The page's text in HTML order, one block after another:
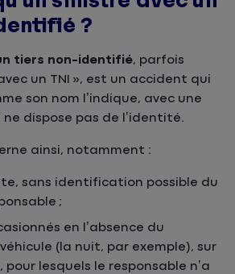
?
tiers non-identifié, parfois
un TNI », est un accident qui
son nom l’indique, avec une
dispose pas de l’identité.
ainsi, notamment :
sans identification possible du
;
en l’absence du
(la nuit, par exemple), sur
pour lesquels le responsable n’a